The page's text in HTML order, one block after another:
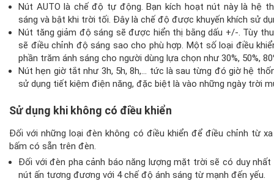
Nút AUTO là chế độ tự động. Bạn kích hoạt nút này là hệ
sáng và bật khi trời tối. Đây là chế độ được khuyến khích sử
Nút tăng giảm độ sáng sẽ được hiển thị bằng dấu +/-. Tùy
sẽ điều chỉnh độ sáng sao cho phù hợp. Một số loại điều
phần trăm ánh sáng cho người dùng lựa chọn như 30%, 50%,
Nút hẹn giờ tắt như 3h, 5h, 8h,… tức là sau từng đó giờ hệ
sử dụng tiết kiệm điện năng, đặc biệt là vào những ngày trời
Sử dụng khi không có điều khiển
Đối với những loại đèn không có điều khiển để điều chỉnh từ
bấm có sẵn trên đèn.
Đối với đèn pha cảnh báo năng lượng mặt trời sẽ có duy
nút ấn tương đương với 4 chế độ ánh sáng từ mạnh đến yếu.